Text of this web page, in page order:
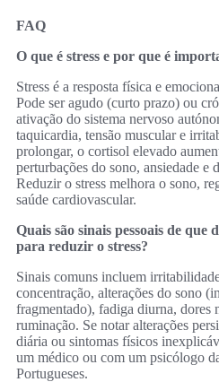
FAQ
O que é stress e por que é
Stress é a resposta física e
Pode ser agudo (curto prazo) ou
ativação do sistema nervoso
taquicardia, tensão muscular e
prolongar, o cortisol elevado
perturbações do sono, ansiedade
Reduzir o stress melhora o sono,
saúde cardiovascular.
Quais são sinais pessoais de
para reduzir o stress?
Sinais comuns incluem
concentração, alterações do sono
fragmentado), fadiga diurna, dores
ruminação. Se notar alterações
diária ou sintomas físicos
um médico ou com um psicólogo
Portugueses.